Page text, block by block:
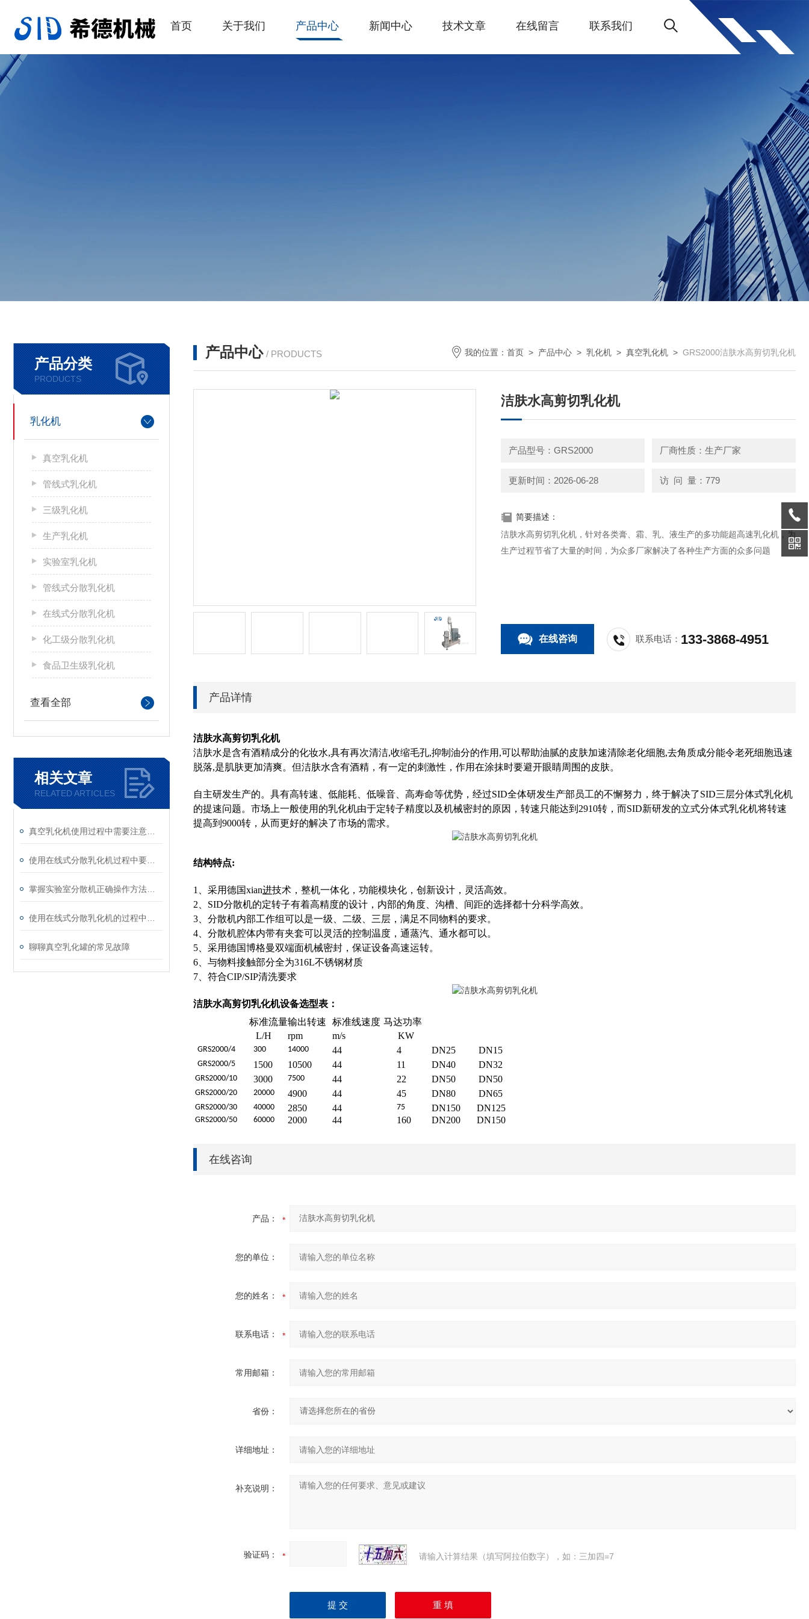
首页 关于我们 产品中心 新闻中心 技术文章 在线留言 联系我们
产品分类
PRODUCTS
乳化机
真空乳化机
管线式乳化机
三级乳化机
生产乳化机
实验室乳化机
管线式分散乳化机
在线式分散乳化机
化工级分散乳化机
食品卫生级乳化机
查看全部
相关文章
RELATED ARTICLES
聊聊真空乳化罐的常见故障
产品中心 / PRODUCTS 我的位置： 首页 > 产品中心 > 乳化机 > 真空乳化机 > GRS2000洁肤水高剪切乳化机
洁肤水高剪切乳化机
产品型号：GRS2000 厂商性质：生产厂家
更新时间：2026-06-28 访 问 量：779
简要描述：
洁肤水高剪切乳化机，针对各类膏、霜、乳、液生产的多功能超高速乳化机，为
生产过程节省了大量的时间，为众多厂家解决了各种生产方面的众多问题
在线咨询 联系电话： 133-3868-4951
产品详情
洁肤水高剪切乳化机
洁肤水是含有酒精成分的化妆水,具有再次清洁,收缩毛孔,抑制油分的作用,可以帮助油腻的皮肤加速清除老化细胞,去角质成分能令老死细胞迅速
脱落,是肌肤更加清爽。但洁肤水含有酒精，有一定的刺激性，作用在涂抹时要避开眼睛周围的皮肤。
自主研发生产的。具有高转速、低能耗、低噪音、高寿命等优势，经过SID全体研发生产部员工的不懈努力，终于解决了SID三层分体式乳化机
的提速问题。市场上一般使用的乳化机由于定转子精度以及机械密封的原因，转速只能达到2910转，而SID新研发的立式分体式乳化机将转速
提高到9000转，从而更好的解决了市场的需求。
结构特点:
1、采用德国xian进技术，整机一体化，功能模块化，创新设计，灵活高效。
2、SID分散机的定转子有着高精度的设计，内部的角度、沟槽、间距的选择都十分科学高效。
3、分散机内部工作组可以是一级、二级、三层，满足不同物料的要求。
4、分散机腔体内带有夹套可以灵活的控制温度，通蒸汽、通水都可以。
5、采用德国博格曼双端面机械密封，保证设备高速运转。
6、与物料接触部分全为316L不锈钢材质
7、符合CIP/SIP清洗要求
洁肤水高剪切乳化机设备选型表：
标准流量输出转速 标准线速度 马达功率
L/H
rpm m/s KW
GRS2000/4 300 14000 44 4 DN25 DN15
GRS2000/5 1500 10500 44 11 DN40 DN32
GRS2000/10 3000 7500 44 22 DN50 DN50
GRS2000/20 20000 4900 44 45 DN80 DN65
GRS2000/30 40000 2850 44 75 DN150 DN125
GRS2000/50 60000 2000 44 160 DN200 DN150
在线咨询
产品：
您的单位：
您的姓名：
联系电话：
常用邮箱：
省份：
详细地址：
补充说明：
验证码： 请输入计算结果（填写阿拉伯数字），如：三加四=7